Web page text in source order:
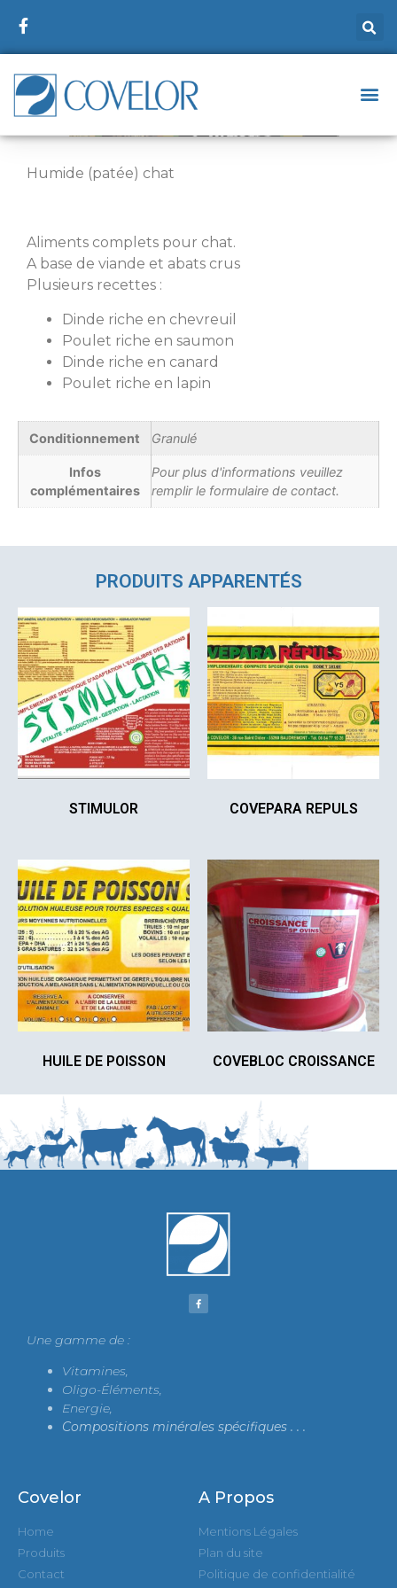
Humide (patée) chat
Aliments complets pour chat.
A base de viande et abats crus
Plusieurs recettes :
Dinde riche en chevreuil
Poulet riche en saumon
Dinde riche en canard
Poulet riche en lapin
Conditionnement Granulé
Infos
complémentaires
Pour plus d'informations veuillez
remplir le formulaire de contact.
PRODUITS APPARENTÉS
STIMULOR COVEPARA REPULS
HUILE DE POISSON COVEBLOC CROISSANCE
Une gamme de :
Vitamines,
Oligo-Éléments,
Energie,
Compositions minérales spécifiques . . .
Covelor
Home
Produits
Contact
A Propos
Mentions Légales
Plan du site
Politique de confidentialité